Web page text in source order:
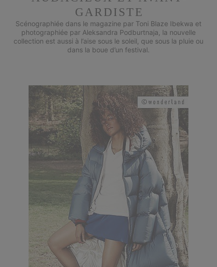
GARDISTE
Scénographiée dans le magazine par Toni Blaze Ibekwa et
photographiée par Aleksandra Podburtnaja, la nouvelle
collection est aussi à l’aise sous le soleil, que sous la pluie ou
dans la boue d’un festival.